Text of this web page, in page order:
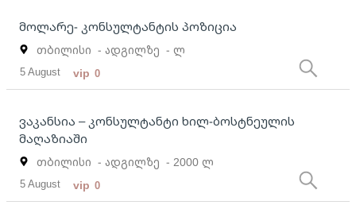
მოლარე- კონსულტანტის პოზიცია
თბილისი - ადგილზე - ლ
5 August vip 0
ვაკანსია – კონსულტანტი ხილ-ბოსტნეულის
მაღაზიაში
თბილისი - ადგილზე - 2000 ლ
5 August vip 0